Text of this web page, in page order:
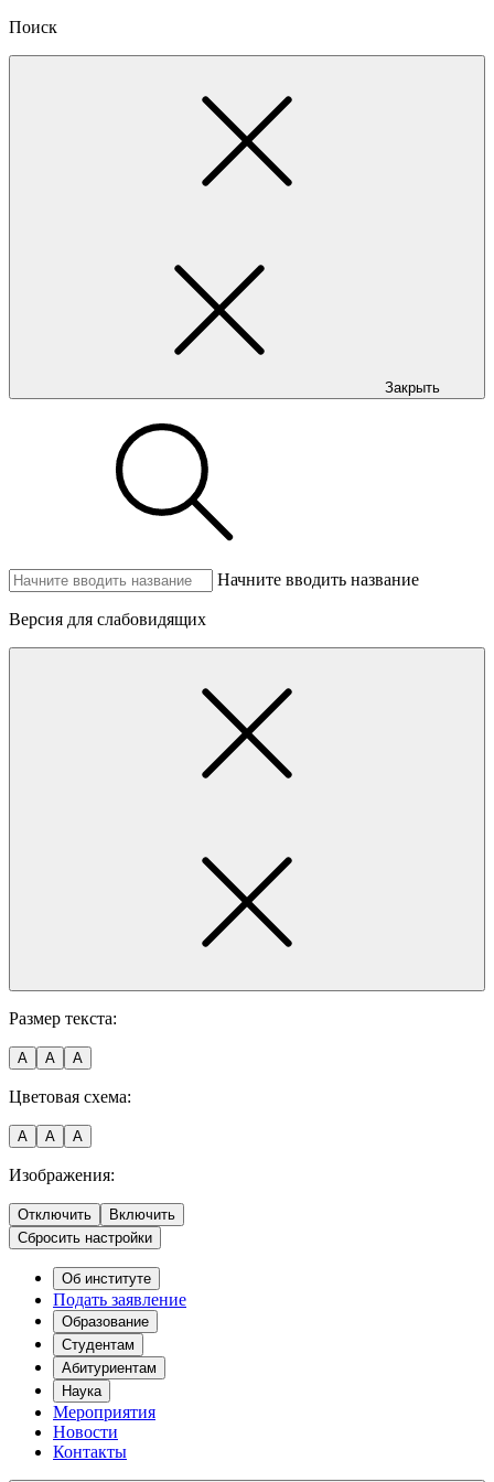
Поиск
Закрыть
Начните вводить название
Версия для слабовидящих
Размер текста:
A A A
Цветовая схема:
A A A
Изображения:
Отключить
Включить
Сбросить настройки
Об институте
Подать заявление
Образование
Студентам
Абитуриентам
Наука
Мероприятия
Новости
Контакты